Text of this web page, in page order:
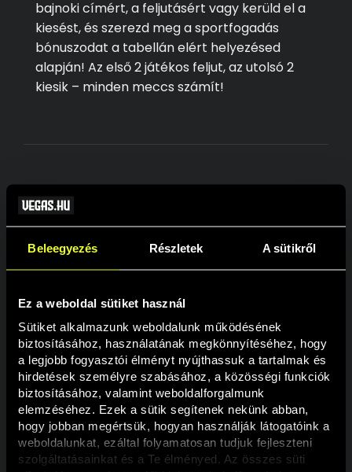
Beleegyezés Részletek A sütikről
Ez a weboldal sütiket használ
Sütiket alkalmazunk weboldalunk működésének
biztosításához, használatának megkönnyítéséhez, hogy
a legjobb fogyasztói élményt nyújthassuk a tartalmak és
hirdetések személyre szabásához, a közösségi funkciók
biztosításához, valamint weboldalforgalmunk
elemzéséhez. Ezek a sütik segítenek nekünk abban,
hogy jobban megértsük, hogyan használják látogatóink a
weboldalunkat, ezáltal folyamatosan tudjuk fejleszteni
szolgáltatásainkat és a Te élményed. Az összes süti
bajnoki címért, a feljutásért vagy kerüld el a
kiesést, és szerezd meg a sportfogadás
bónuszodat a tabellán elért helyezésed
alapján! Az első 2 játékos feljut, az utolsó 2
kiesik – minden meccs számít!
HELYEZÉS
BÓNUSZ
1 REYAM 300 000 Ft
4 Szakosa84 481 160 000 Ft
5 Pettee85 447 140 000 Ft
6 Sancho 445 120 000 Ft
7 attila750908 349 120 000 Ft